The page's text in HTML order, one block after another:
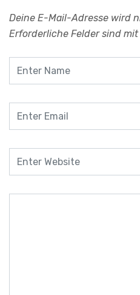
Deine E-Mail-Adresse wird
Erforderliche Felder sind mit